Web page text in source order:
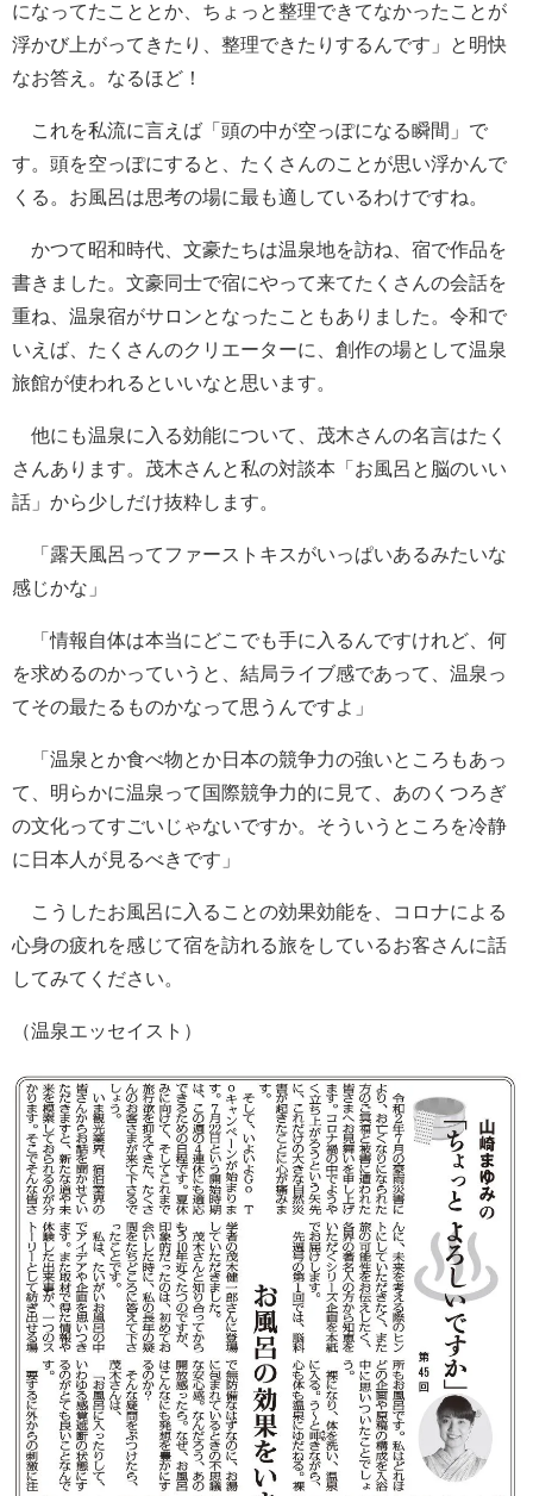
になってたこととか、ちょっと整理できてなかったことが
浮かび上がってきたり、整理できたりするんです」と明快
なお答え。なるほど！
これを私流に言えば「頭の中が空っぽになる瞬間」で
す。頭を空っぽにすると、たくさんのことが思い浮かんで
くる。お風呂は思考の場に最も適しているわけですね。
かつて昭和時代、文豪たちは温泉地を訪ね、宿で作品を
書きました。文豪同士で宿にやって来てたくさんの会話を
重ね、温泉宿がサロンとなったこともありました。令和で
いえば、たくさんのクリエーターに、創作の場として温泉
旅館が使われるといいなと思います。
他にも温泉に入る効能について、茂木さんの名言はたく
さんあります。茂木さんと私の対談本「お風呂と脳のいい
話」から少しだけ抜粋します。
「露天風呂ってファーストキスがいっぱいあるみたいな
感じかな」
「情報自体は本当にどこでも手に入るんですけれど、何
を求めるのかっていうと、結局ライブ感であって、温泉っ
てその最たるものかなって思うんですよ」
「温泉とか食べ物とか日本の競争力の強いところもあっ
て、明らかに温泉って国際競争力的に見て、あのくつろぎ
の文化ってすごいじゃないですか。そういうところを冷静
に日本人が見るべきです」
こうしたお風呂に入ることの効果効能を、コロナによる
心身の疲れを感じて宿を訪れる旅をしているお客さんに話
してみてください。
（温泉エッセイスト）